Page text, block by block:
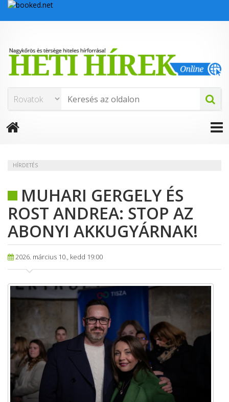
HÍRDETÉS
MUHARI GERGELY ÉS
ROST ANDREA: STOP AZ
ABONYI AKKUGYÁRNAK!
2026. március 10., kedd 19:00